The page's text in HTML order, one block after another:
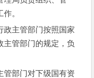
。
主管部门按照国家
主管部门的规定，负
部门对下级国有资